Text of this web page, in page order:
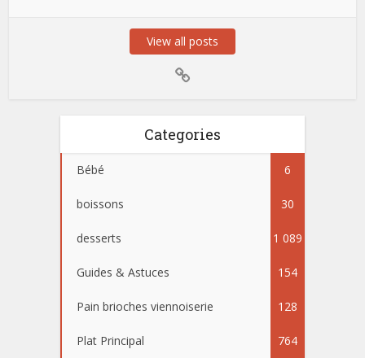
View all posts
Categories
Bébé 6
boissons 30
desserts 1 089
Guides & Astuces 154
Pain brioches viennoiserie 128
Plat Principal 764